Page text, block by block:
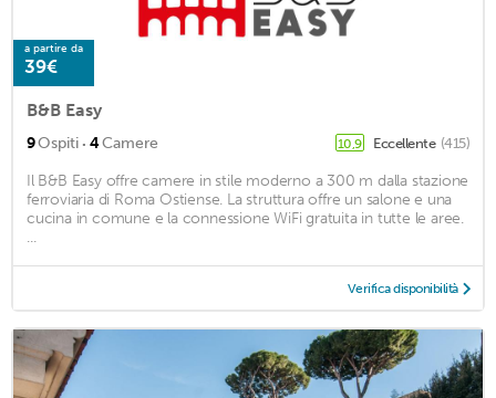
a partire da
39€
B&B Easy
9Ospiti · 4Camere 10,9 Eccellente (415)
Il B&B Easy offre camere in stile moderno a 300 m dalla stazione
ferroviaria di Roma Ostiense. La struttura offre un salone e una
cucina in comune e la connessione WiFi gratuita in tutte le aree.
...
Verifica disponibilità